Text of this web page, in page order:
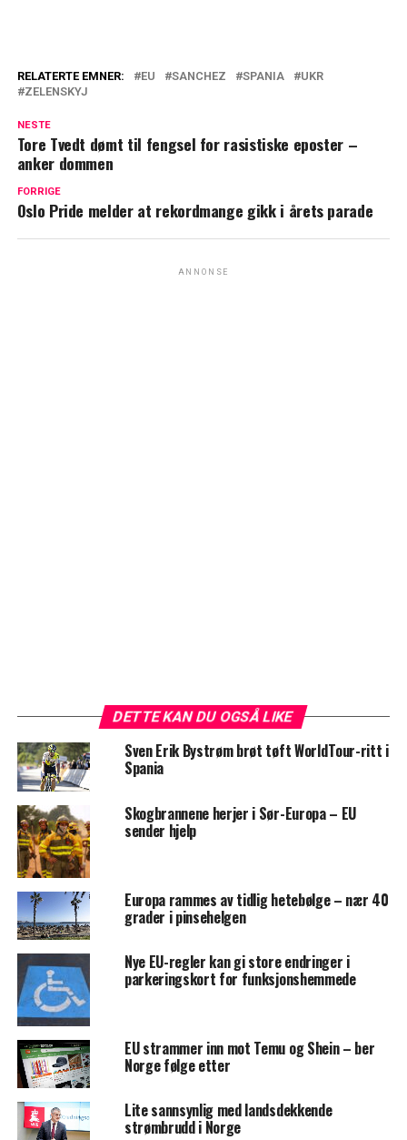
RELATERTE EMNER: EU SANCHEZ SPANIA
UKR
ZELENSKYJ
NESTE
Tore Tvedt dømt til fengsel for rasistiske eposter –
anker dommen
FORRIGE
Oslo Pride melder at rekordmange gikk i årets parade
ANNONSE
DETTE KAN DU OGSÅ LIKE
Sven Erik Bystrøm brøt tøft WorldTour-ritt i
Spania
Skogbrannene herjer i Sør-Europa – EU
sender hjelp
Europa rammes av tidlig hetebølge – nær 40
grader i pinsehelgen
Nye EU-regler kan gi store endringer i
parkeringskort for funksjonshemmede
EU strammer inn mot Temu og Shein – ber
Norge følge etter
Lite sannsynlig med landsdekkende
strømbrudd i Norge